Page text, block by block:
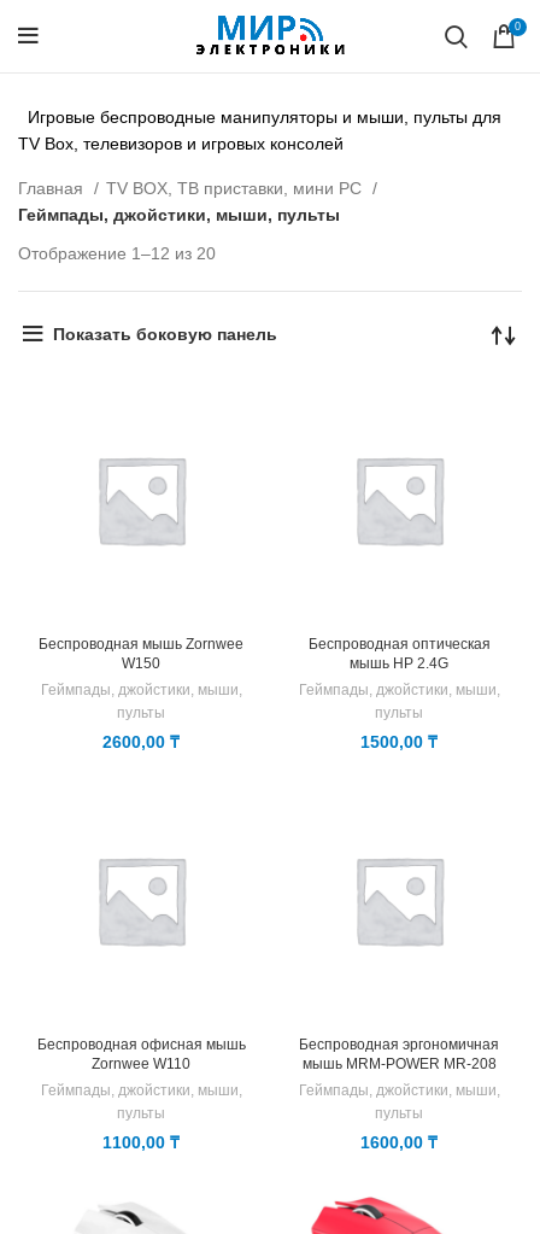
0
Игровые беспроводные манипуляторы и мыши, пульты для
TV Box, телевизоров и игровых консолей
Главная
TV BOX, ТВ приставки, мини PC
Геймпады, джойстики, мыши, пульты
Отображение 1–12 из 20
Показать боковую панель
Беспроводная мышь Zornwee
W150
Геймпады, джойстики, мыши,
пульты
2600,00 ₸
Беспроводная оптическая
мышь HP 2.4G
Геймпады, джойстики, мыши,
пульты
1500,00 ₸
Беспроводная офисная мышь
Zornwee W110
Геймпады, джойстики, мыши,
пульты
1100,00 ₸
Беспроводная эргономичная
мышь MRM-POWER MR-208
Геймпады, джойстики, мыши,
пульты
1600,00 ₸